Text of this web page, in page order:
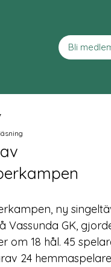
Bli
ny
Vassunda GK,
om 18 hål. 45
24